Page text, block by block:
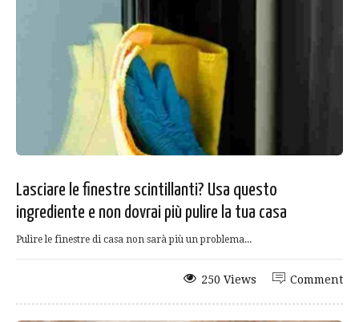
Lasciare le finestre scintillanti? Usa questo
ingrediente e non dovrai più pulire la tua casa
Pulire le finestre di casa non sarà più un problema...
Comment
250 Views